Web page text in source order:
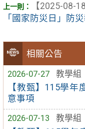
相關公告
2026-07-27
教學組
【教甄】115學
意事項
2026-07-13
教學組
【2025-08-18
「國家防災日」防